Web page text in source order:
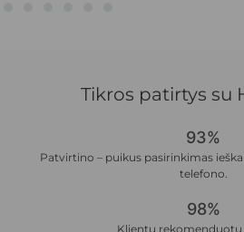
Tikros patirtys su
93%
Patvirtino – puikus pasirinkimas
telefono.
98%
Klientų rekomenduotų